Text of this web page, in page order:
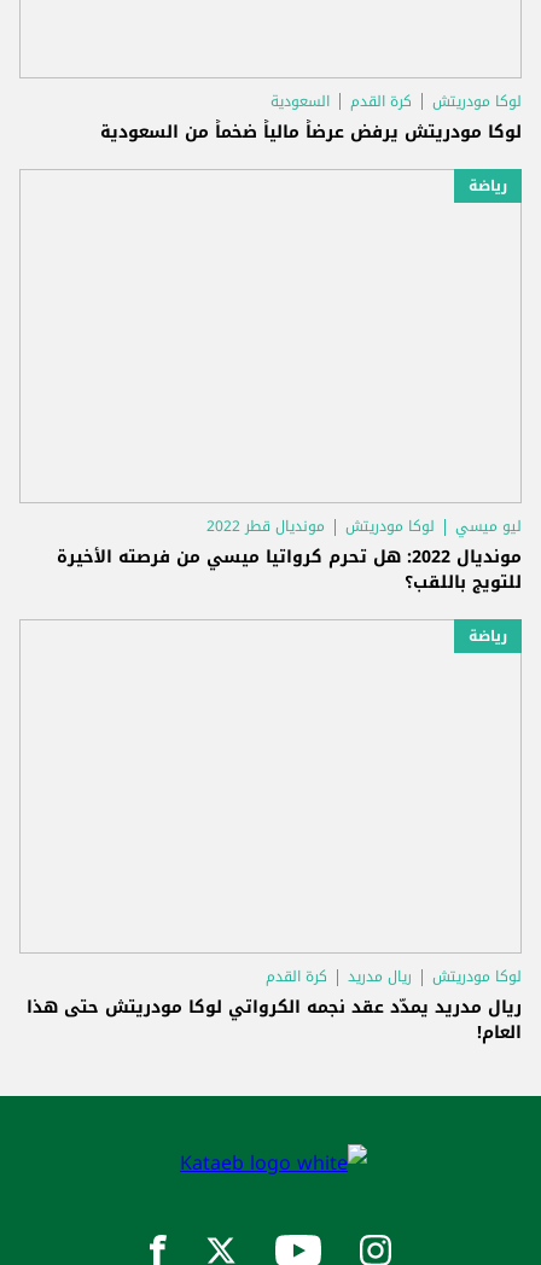
لوكا مودريتش كرة القدم السعودية
لوكا مودريتش يرفض عرضاً مالياً ضخماً من السعودية
رياضة
ليو ميسي لوكا مودريتش مونديال قطر 2022
مونديال 2022: هل تحرم كرواتيا ميسي من فرصته الأخيرة
للتويج باللقب؟
رياضة
لوكا مودريتش ريال مدريد كرة القدم
ريال مدريد يمدّد عقد نجمه الكرواتي لوكا مودريتش حتى هذا
العام!